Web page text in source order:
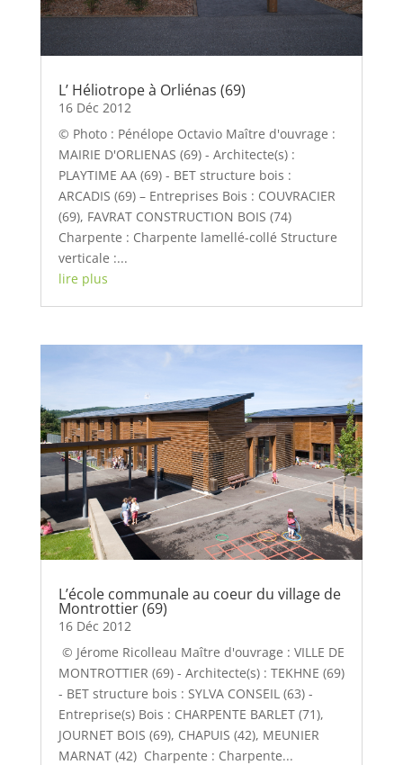
L’ Héliotrope à Orliénas (69)
16 Déc 2012
© Photo : Pénélope Octavio Maître d'ouvrage :
MAIRIE D'ORLIENAS (69) - Architecte(s) :
PLAYTIME AA (69) - BET structure bois :
ARCADIS (69) – Entreprises Bois : COUVRACIER
(69), FAVRAT CONSTRUCTION BOIS (74)
Charpente : Charpente lamellé-collé Structure
verticale :...
lire plus
L’école communale au coeur du village de
Montrottier (69)
16 Déc 2012
© Jérome Ricolleau Maître d'ouvrage : VILLE DE
MONTROTTIER (69) - Architecte(s) : TEKHNE (69)
- BET structure bois : SYLVA CONSEIL (63) -
Entreprise(s) Bois : CHARPENTE BARLET (71),
JOURNET BOIS (69), CHAPUIS (42), MEUNIER
MARNAT (42) Charpente : Charpente...